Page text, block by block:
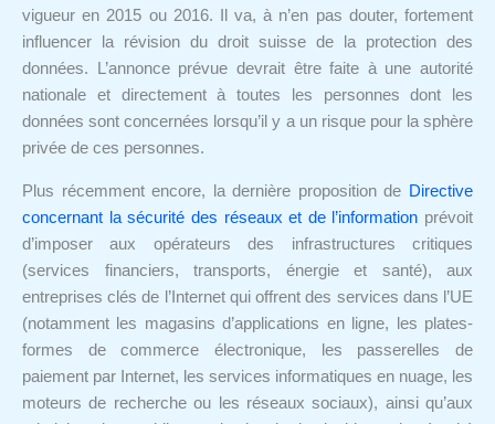
vigueur en 2015 ou 2016. Il va, à n’en pas douter, fortement
influencer la révision du droit suisse de la protection des
données. L’annonce prévue devrait être faite à une autorité
nationale et directement à toutes les personnes dont les
données sont concernées lorsqu’il y a un risque pour la sphère
privée de ces personnes.
Plus récemment encore, la dernière proposition de Directive
concernant la sécurité des réseaux et de l’information prévoit
d’imposer aux opérateurs des infrastructures critiques
(services financiers, transports, énergie et santé), aux
entreprises clés de l’Internet qui offrent des services dans l’UE
(notamment les magasins d’applications en ligne, les plates-
formes de commerce électronique, les passerelles de
paiement par Internet, les services informatiques en nuage, les
moteurs de recherche ou les réseaux sociaux), ainsi qu’aux